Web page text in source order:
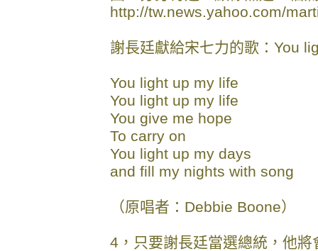
http://tw.news.yahoo.com/
謝長廷獻給宋七力的歌：You
You light up my life
You light up my life
You give me hope
To carry on
You light up my days
and fill my nights with song
（原唱者：Debbie Boone）
4，只要謝長廷當選總統，他